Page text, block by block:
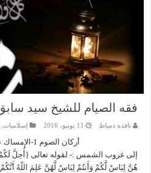
فقه الصيام للشيخ سيد
نافذه دمياط 11 يونيو، 2016 إسلاميات,
أركان الصوم
إلى غروب الشمس :- لقوله تعالى {أُحِلَّ لَكُمْ
هُنَّ لِبَاسٌ لَّكُمْ وَأَنتُمْ لِبَاسٌ لَّهُنَّ عَلِمَ اللّهُ